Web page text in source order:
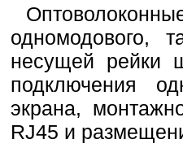
одномодового,
несущей рейки
подключения
экрана,
RJ45 и